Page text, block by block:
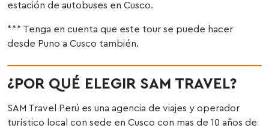
estación de autobuses en Cusco.
*** Tenga en cuenta que este tour se puede hacer
desde Puno a Cusco también.
¿POR QUÉ ELEGIR SAM TRAVEL?
SAM Travel Perú es una agencia de viajes y operador
turístico local con sede en Cusco con mas de 10 años de